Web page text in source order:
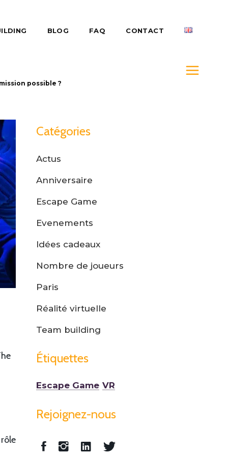
BLOG FAQ CONTACT
possible ?
Catégories
Actus
Anniversaire
Escape Game
Evenements
Idées cadeaux
Nombre de joueurs
Paris
Réalité virtuelle
Team building
Étiquettes
Escape Game VR
Rejoignez-nous